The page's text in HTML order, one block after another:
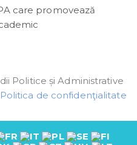
care promovează
Politice și Administrative
Politica de confidenţialitate